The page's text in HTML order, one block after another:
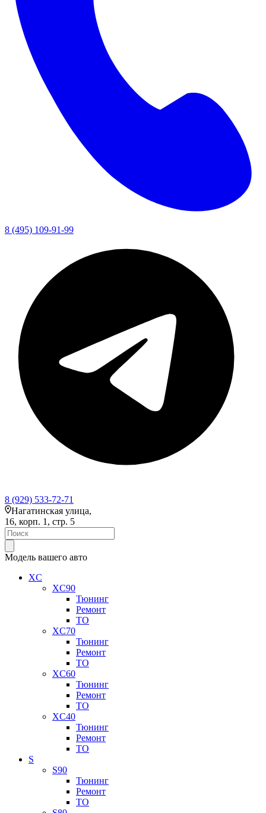
8 (495) 109-91-99
8 (929) 533-72-71
Нагатинская улица,
16, корп. 1, стр. 5
Модель вашего авто
XC
XC90
Тюнинг
Ремонт
ТО
XC70
Тюнинг
Ремонт
ТО
XC60
Тюнинг
Ремонт
ТО
XC40
Тюнинг
Ремонт
ТО
S
S90
Тюнинг
Ремонт
ТО